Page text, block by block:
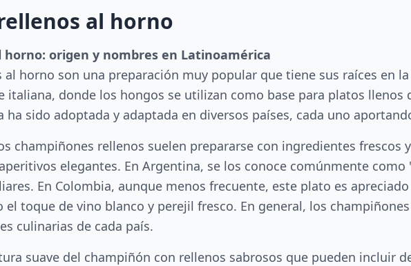
al horno
horno: origen y nombres en Latinoamérica
al horno son una preparación muy popular que tiene sus raíces en
italiana, donde los hongos se utilizan como base para platos llenos
ha sido adoptada y adaptada en diversos países, cada uno
champiñones rellenos suelen prepararse con ingredientes frescos
elegantes. En Argentina, se los conoce comúnmente
En Colombia, aunque menos frecuente, este plato es
toque de vino blanco y perejil fresco. En general, los
culinarias de cada país.
suave del champiñón con rellenos sabrosos que pueden incluir